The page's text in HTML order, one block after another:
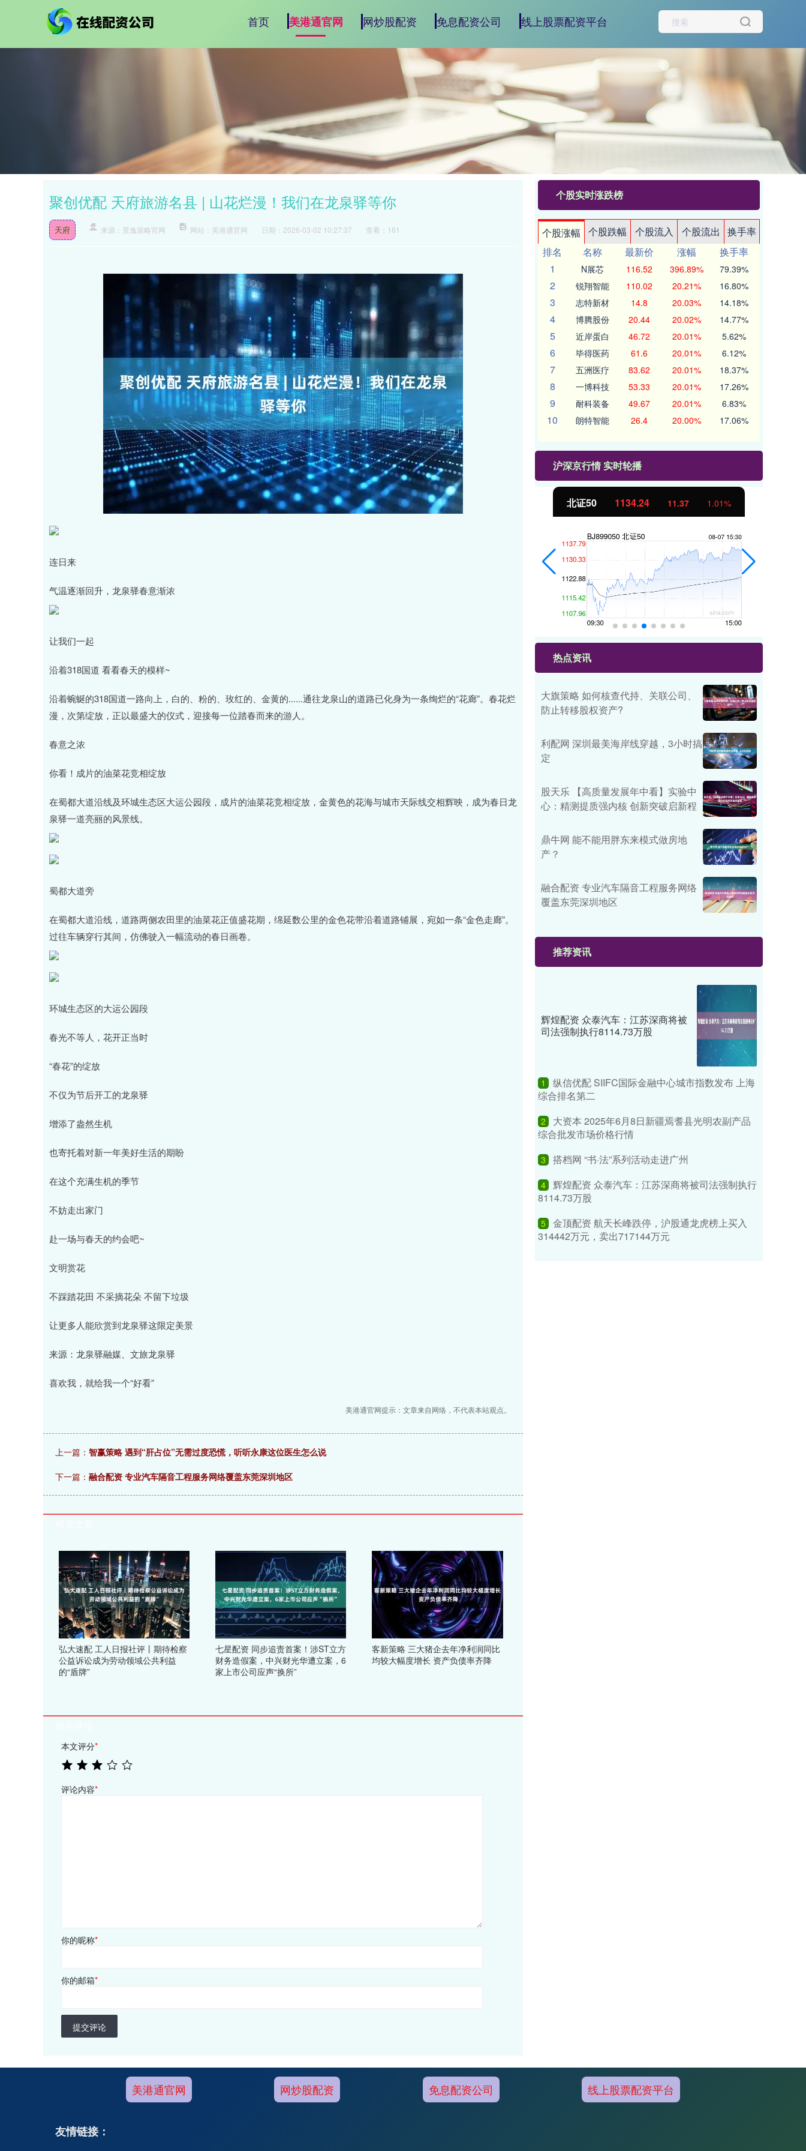
首页 美港通官网 网炒股配资 免息配资公司 线上股票配资平台
聚创优配 天府旅游名县 | 山花烂漫！我们在龙泉驿等你
天府 来源：景逸策略官网 网站：美港通官网 日期：2026-03-02 10:27:37 查看：161
连日来
气温逐渐回升，龙泉驿春意渐浓
让我们一起
沿着318国道 看看春天的模样~
沿着蜿蜒的318国道一路向上，白的、粉的、玫红的、金黄的......通往龙泉山的道路已化身为一条绚烂的“花廊”。春花烂
漫，次第绽放，正以最盛大的仪式，迎接每一位踏春而来的游人。
春意之浓
你看！成片的油菜花竞相绽放
在蜀都大道沿线及环城生态区大运公园段，成片的油菜花竞相绽放，金黄色的花海与城市天际线交相辉映，成为春日龙
泉驿一道亮丽的风景线。
蜀都大道旁
在蜀都大道沿线，道路两侧农田里的油菜花正值盛花期，绵延数公里的金色花带沿着道路铺展，宛如一条“金色走廊”。
过往车辆穿行其间，仿佛驶入一幅流动的春日画卷。
环城生态区的大运公园段
春光不等人，花开正当时
“春花”的绽放
不仅为节后开工的龙泉驿
增添了盎然生机
也寄托着对新一年美好生活的期盼
在这个充满生机的季节
不妨走出家门
赴一场与春天的约会吧~
文明赏花
不踩踏花田 不采摘花朵 不留下垃圾
让更多人能欣赏到龙泉驿这限定美景
来源：龙泉驿融媒、文旅龙泉驿
喜欢我，就给我一个“好看”
美港通官网提示：文章来自网络，不代表本站观点。
上一篇： 智赢策略 遇到“肝占位”无需过度恐慌，听听永康这位医生怎么说
下一篇： 融合配资 专业汽车隔音工程服务网络覆盖东莞深圳地区
弘大速配 工人日报社评丨期待检察
公益诉讼成为劳动领域公共利益
的“盾牌”
七星配资 同步追责首案！涉ST立方
财务造假案，中兴财光华遭立案，6
家上市公司应声“换所”
客新策略 三大猪企去年净利润同比
均较大幅度增长 资产负债率齐降
本文评分*
评论内容*
你的昵称*
你的邮箱*
提交评论
个股实时涨跌榜
个股涨幅 个股跌幅 个股流入 个股流出
换手率
排名
名称 最新价 涨幅
换手率
1
N展芯 116.52 396.89% 79.39%
2 锐翔智能 110.02 20.21% 16.80%
3 志特新材 14.8 20.03% 14.18%
4 博腾股份 20.44 20.02% 14.77%
5 近岸蛋白 46.72 20.01% 5.62%
6 毕得医药 61.6 20.01% 6.12%
7 五洲医疗 83.62 20.01% 18.37%
8 一博科技 53.33 20.01% 17.26%
9 耐科装备 49.67 20.01% 6.83%
10 朗特智能 26.4 20.00% 17.06%
沪深京行情 实时轮播
深证成指 14311.01 200.89 1.42% 沪深300 4694.44 43.13 北证50 1134.24 11.37 1.01%
热点资讯
大旗策略 如何核查代持、关联公司、
防止转移股权资产?
利配网 深圳最美海岸线穿越，3小时搞
定
股天乐 【高质量发展年中看】实验中
心：精测提质强内核 创新突破启新程
鼎牛网 能不能用胖东来模式做房地
产？
融合配资 专业汽车隔音工程服务网络
覆盖东莞深圳地区
推荐资讯
辉煌配资 众泰汽车：江苏深商将被
司法强制执行8114.73万股
1
纵信优配 SIIFC国际金融中心城市指数发布 上海
综合排名第二
2
大资本 2025年6月8日新疆焉耆县光明农副产品
综合批发市场价格行情
3 搭档网 “书·法”系列活动走进广州
4 辉煌配资 众泰汽车：江苏深商将被司法强制执行
8114.73万股
5 金顶配资 航天长峰跌停，沪股通龙虎榜上买入
314442万元，卖出717144万元
美港通官网 网炒股配资 免息配资公司 线上股票配资平台
友情链接：